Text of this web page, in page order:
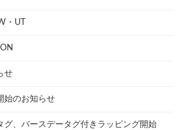
・UT
せ
始のお知らせ
グ、バースデータグ付きラッピング開始